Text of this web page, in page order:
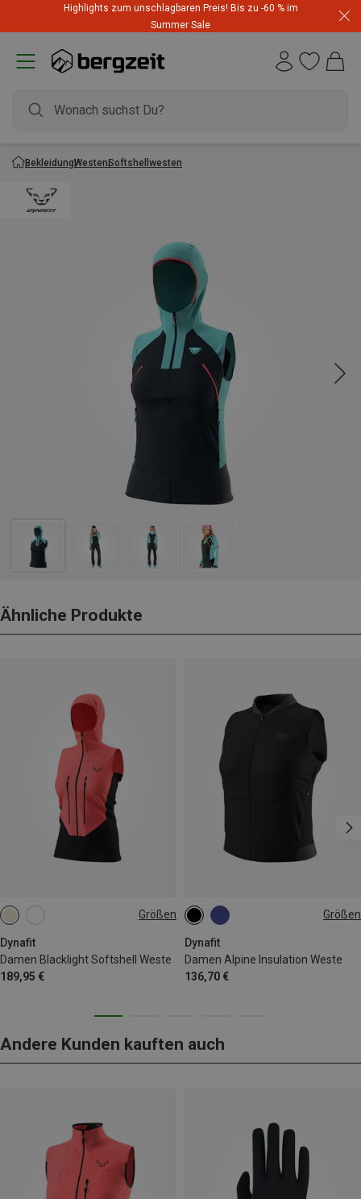
Highlights zum unschlagbaren Preis! Bis zu -60 % im
Summer Sale
BekleidungWestenSoftshellwesten
Ähnliche Produkte
Größen
Dynafit
Damen Blacklight Softshell Weste
189,95 €
XS Größen
Dynafit
Damen Alpine Insulation Weste
136,70 €
XS S
Andere Kunden kauften auch